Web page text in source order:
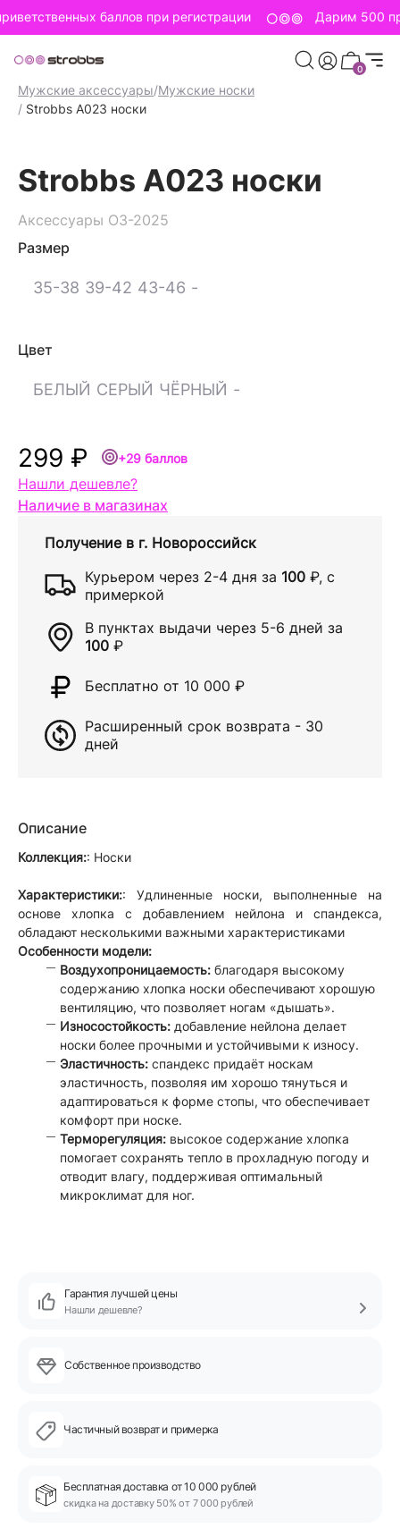
баллов при регистрации Дарим 500
0
Мужские аксессуары/Мужские носки
/ Strobbs A023 носки
Strobbs A023 носки
Аксессуары ОЗ-2025
Размер
35-38 39-42 43-46 -
Цвет
БЕЛЫЙ СЕРЫЙ ЧЁРНЫЙ -
299 ₽ +29 баллов
Нашли дешевле?
Наличие в магазинах
Получение в г. Новороссийск
Курьером через 2-4 дня за 100 ₽, с
примеркой
В пунктах выдачи через 5-6 дней за
100 ₽
Бесплатно от 10 000 ₽
Расширенный срок возврата - 30
дней
Описание
Коллекция:: Носки
Характеристики:: Удлиненные носки, выполненные на
основе хлопка с добавлением нейлона и спандекса,
обладают несколькими важными характеристиками
Особенности модели:
Воздухопроницаемость: благодаря высокому
содержанию хлопка носки обеспечивают хорошую
вентиляцию, что позволяет ногам «дышать».
Износостойкость: добавление нейлона делает
носки более прочными и устойчивыми к износу.
Эластичность: спандекс придаёт носкам
эластичность, позволяя им хорошо тянуться и
адаптироваться к форме стопы, что обеспечивает
комфорт при носке.
Терморегуляция: высокое содержание хлопка
помогает сохранять тепло в прохладную погоду и
отводит влагу, поддерживая оптимальный
микроклимат для ног.
Гарантия лучшей цены
Нашли дешевле?
Собственное производство
Частичный возврат и примерка
Бесплатная доставка от 10 000 рублей
скидка на доставку 50% от 7 000 рублей